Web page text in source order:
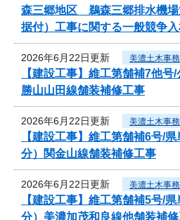
森三郷地区 鵜森三郷排水機場
据付）工事に関する一般競争
2026年6月22日更新 美濃土木事
【建設工事】維工第舗補7他
勝山山田線舗装補修工事
2026年6月22日更新 美濃土木事
【建設工事】維工第舗補6号/
分）関金山線舗装補修工事
2026年6月22日更新 美濃土木事
【建設工事】維工第舗補5号/
分）美濃加茂和良線他舗装補